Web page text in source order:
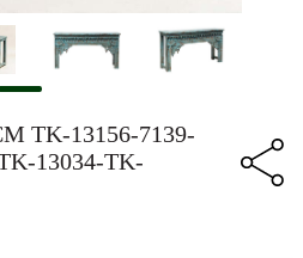
TK-13156-7139-
13034-TK-